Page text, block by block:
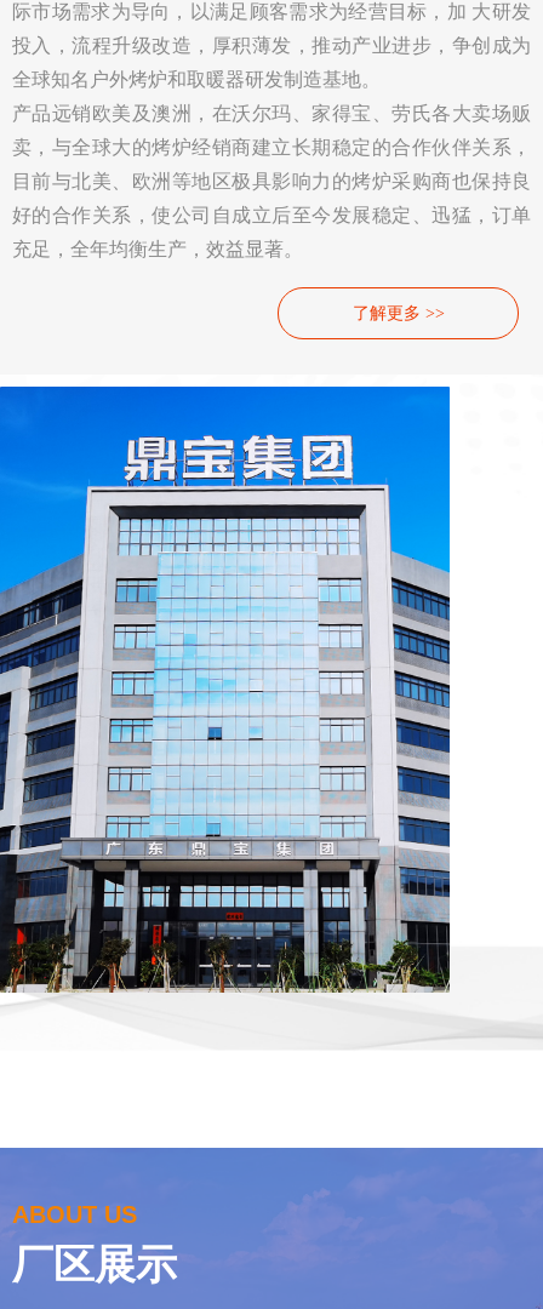
际市场需求为导向，以满足顾客需求为经营目标，加 大研发
投入，流程升级改造，厚积薄发，推动产业进步，争创成为
全球知名户外烤炉和取暖器研发制造基地。
产品远销欧美及澳洲，在沃尔玛、家得宝、劳氏各大卖场贩
卖，与全球大的烤炉经销商建立长期稳定的合作伙伴关系，
目前与北美、欧洲等地区极具影响力的烤炉采购商也保持良
好的合作关系，使公司自成立后至今发展稳定、迅猛，订单
充足，全年均衡生产，效益显著。
了解更多 >>
ABOUT US
厂区展示